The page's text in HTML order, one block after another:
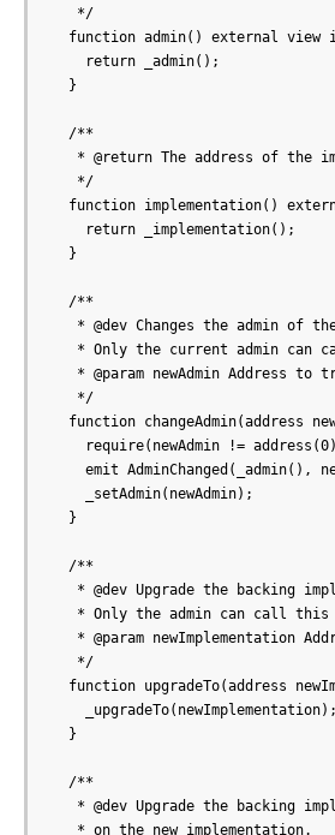
   */
function admin() external view
    return _admin();
  }
  /**
* @return The address of the
   */
function implementation()
    return _implementation();
  }
  /**
* @dev Changes the admin of
* Only the current admin can
* @param newAdmin Address to
   */
function changeAdmin(address
require(newAdmin !=
emit AdminChanged(_admin(),
    _setAdmin(newAdmin);
  }
  /**
* @dev Upgrade the backing
* Only the admin can call this
* @param newImplementation
   */
function upgradeTo(address
    _upgradeTo(newImplementation);
  }
  /**
* @dev Upgrade the backing
   * on the new implementation.